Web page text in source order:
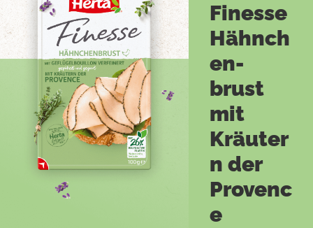
Finesse
Hähnch
en-
brust
mit
Kräuter
n der
Provenc
e